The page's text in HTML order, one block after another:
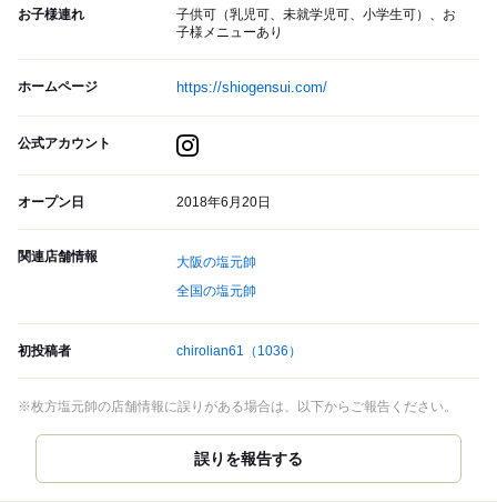
お子様連れ
子供可（乳児可、未就学児可、小学生可）、お
子様メニューあり
ホームページ https://shiogensui.com/
公式アカウント
オープン日 2018年6月20日
関連店舗情報
大阪の塩元帥
全国の塩元帥
初投稿者 chirolian61 （1036）
※枚方塩元帥の店舗情報に誤りがある場合は、以下からご報告ください。
誤りを報告する